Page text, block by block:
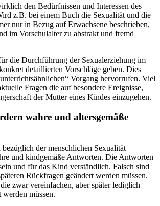
den Bedürfnissen und Interessen des
z.B. bei einem Buch die Sexualität und die
nur in Bezug auf Erwachsene beschrieben,
im Vorschulalter zu abstrakt und fremd
die Durchführung der Sexualerziehung im
detaillierten Vorschläge geben. Dies
Vorgang hervorrufen. Viel
Fragen die auf besondere Ereignisse,
der Mutter eines Kindes einzugehen.
wahre und altersgemäße
der menschlichen Sexualität
und kindgemäße Antworten. Die Antworten
und für das Kind verständlich. Falsch sind
Rückfragen geändert werden müssen.
zwar vereinfachen, aber später lediglich
werden müssen.